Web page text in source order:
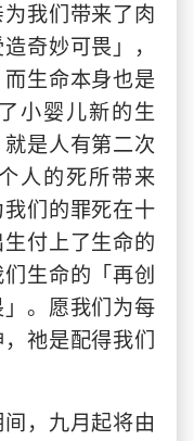
我们带来了肉
奇妙可畏」，
生命本身也是
小婴儿新的生
是人有第二次
人的死所带来
们的罪死在十
付上了生命的
生命的「再创
。愿我们为每
祂是配得我们
，九月起将由